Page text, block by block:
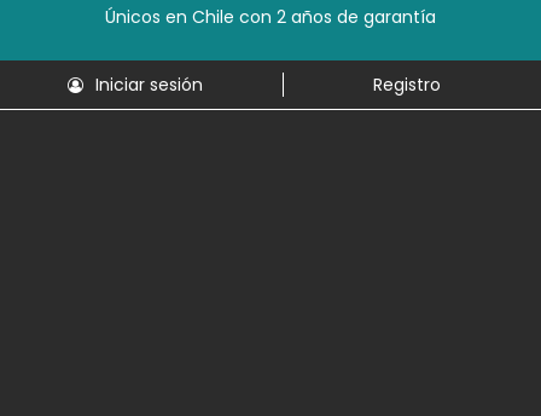
Únicos en Chile con 2 años de garantía
Iniciar sesión Registro